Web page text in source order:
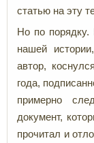
статью на эту
Но по
нашей
автор,
года,
примерно
документ,
прочитал и